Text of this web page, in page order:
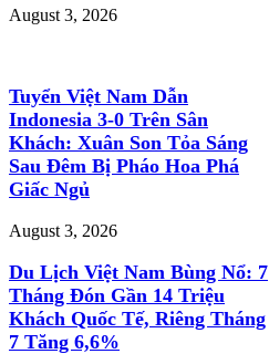
August 3, 2026
Tuyển Việt Nam Dẫn
Indonesia 3-0 Trên Sân
Khách: Xuân Son Tỏa Sáng
Sau Đêm Bị Pháo Hoa Phá
Giấc Ngủ
August 3, 2026
Du Lịch Việt Nam Bùng Nổ: 7
Tháng Đón Gần 14 Triệu
Khách Quốc Tế, Riêng Tháng
7 Tăng 6,6%